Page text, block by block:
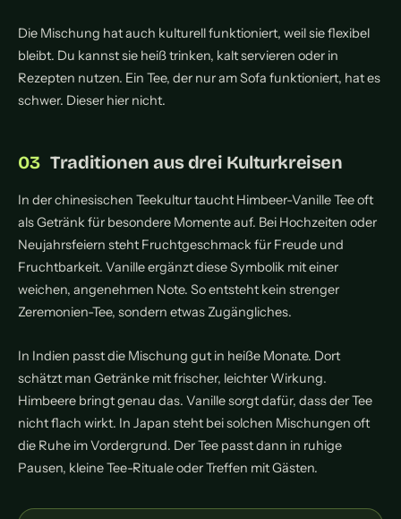
Die Mischung hat auch kulturell funktioniert, weil sie flexibel
bleibt. Du kannst sie heiß trinken, kalt servieren oder in
Rezepten nutzen. Ein Tee, der nur am Sofa funktioniert, hat es
schwer. Dieser hier nicht.
Traditionen aus drei Kulturkreisen
In der chinesischen Teekultur taucht Himbeer-Vanille Tee oft
als Getränk für besondere Momente auf. Bei Hochzeiten oder
Neujahrsfeiern steht Fruchtgeschmack für Freude und
Fruchtbarkeit. Vanille ergänzt diese Symbolik mit einer
weichen, angenehmen Note. So entsteht kein strenger
Zeremonien-Tee, sondern etwas Zugängliches.
In Indien passt die Mischung gut in heiße Monate. Dort
schätzt man Getränke mit frischer, leichter Wirkung.
Himbeere bringt genau das. Vanille sorgt dafür, dass der Tee
nicht flach wirkt. In Japan steht bei solchen Mischungen oft
die Ruhe im Vordergrund. Der Tee passt dann in ruhige
Pausen, kleine Tee-Rituale oder Treffen mit Gästen.